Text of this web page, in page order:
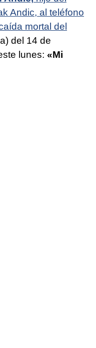
Andic, al teléfono
mortal del
del 14 de
lunes: «Mi